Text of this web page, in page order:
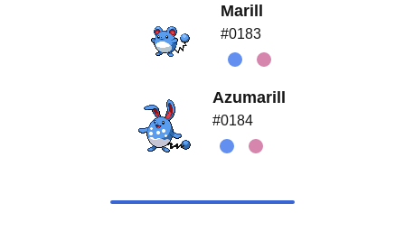
Marill
#0183
Azumarill
#0184